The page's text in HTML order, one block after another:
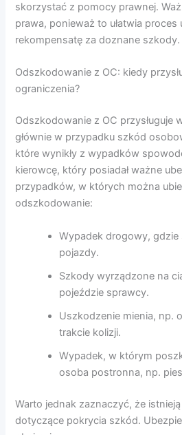
skorzystać z pomocy prawnej.
prawa, ponieważ to ułatwia proces
rekompensatę za doznane szkody.
Odszkodowanie z OC: kiedy
ograniczenia?
Odszkodowanie z OC przysługuje
głównie w przypadku szkód
które wynikły z wypadków
kierowcę, który posiadał ważne
przypadków, w których można
odszkodowanie:
Wypadek drogowy, gdzie
pojazdy.
Szkody wyrządzone na
pojeździe sprawcy.
Uszkodzenie mienia, np.
trakcie kolizji.
Wypadek, w którym
osoba postronna, np.
Warto jednak zaznaczyć, że
dotyczące pokrycia szkód.